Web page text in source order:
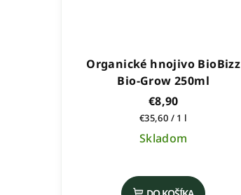
Organické hnojivo BioBizz
Bio-Grow 250ml
€8,90
Jednotková
cena:
€35,60 / 1 l
Skladom
hodnotenie